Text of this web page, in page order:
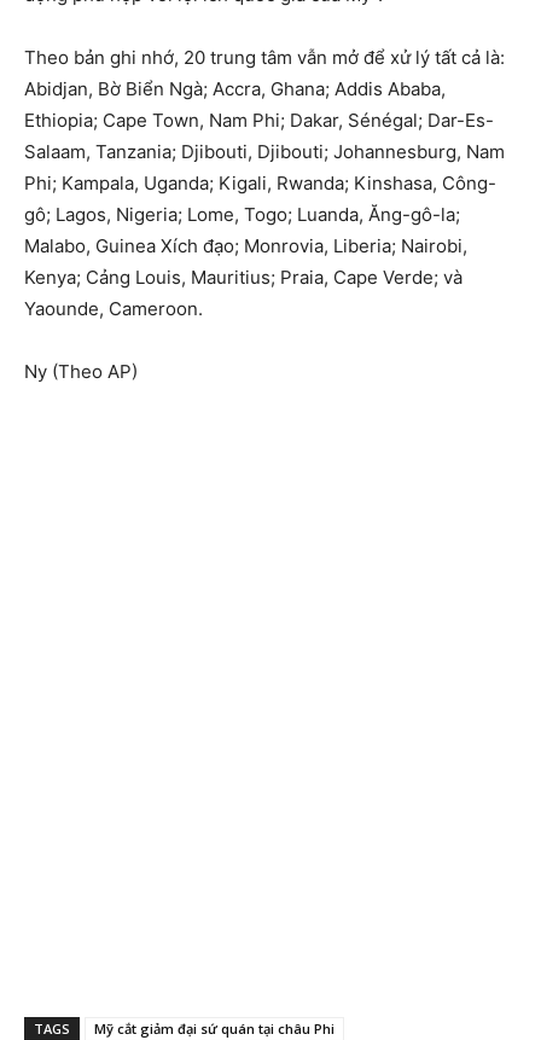
Theo bản ghi nhớ, 20 trung tâm vẫn mở để xử lý tất cả là:
Abidjan, Bờ Biển Ngà; Accra, Ghana; Addis Ababa,
Ethiopia; Cape Town, Nam Phi; Dakar, Sénégal; Dar-Es-
Salaam, Tanzania; Djibouti, Djibouti; Johannesburg, Nam
Phi; Kampala, Uganda; Kigali, Rwanda; Kinshasa, Công-
gô; Lagos, Nigeria; Lome, Togo; Luanda, Ăng-gô-la;
Malabo, Guinea Xích đạo; Monrovia, Liberia; Nairobi,
Kenya; Cảng Louis, Mauritius; Praia, Cape Verde; và
Yaounde, Cameroon.
Ny (Theo AP)
TAGS Mỹ cắt giảm đại sứ quán tại châu Phi